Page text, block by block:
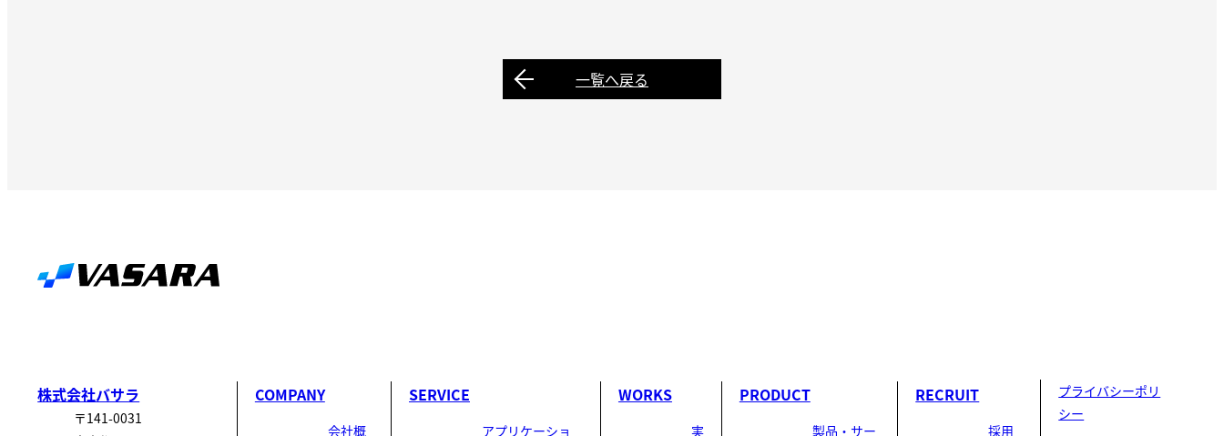
一覧へ戻る
株式会社バサラ
〒141-0031
COMPANY
会社概
SERVICE
アプリケーショ
WORKS
実
PRODUCT
製品・サー
RECRUIT
採用
プライバシーポリ
シー